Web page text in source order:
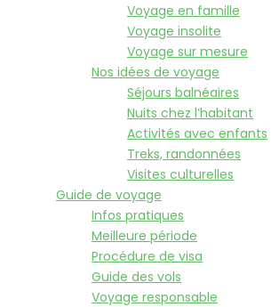
Voyage en famille
Voyage insolite
Voyage sur mesure
Nos idées de voyage
Séjours balnéaires
Nuits chez l’habitant
Activités avec enfants
Treks, randonnées
Visites culturelles
Guide de voyage
Infos pratiques
Meilleure période
Procédure de visa
Guide des vols
Voyage responsable